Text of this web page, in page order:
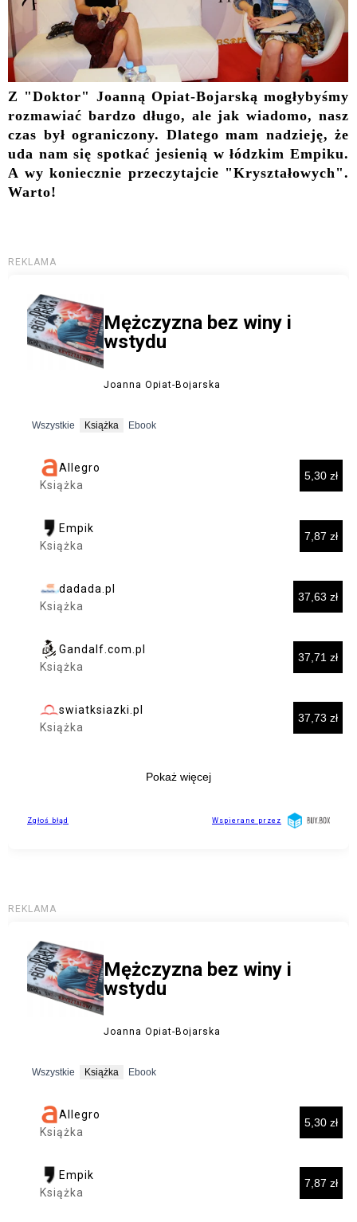
Z "Doktor" Joanną Opiat-Bojarską mogłybyśmy
rozmawiać bardzo długo, ale jak wiadomo, nasz
czas był ograniczony. Dlatego mam nadzieję, że
uda nam się spotkać jesienią w łódzkim Empiku.
A wy koniecznie przeczytajcie "Kryształowych".
Warto!